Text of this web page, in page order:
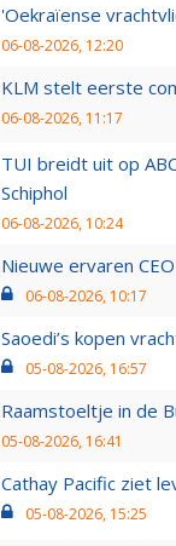
'Oekraïense
06-08-2026, 12:20
KLM stelt eerste
06-08-2026, 11:17
TUI breidt uit op
Schiphol
06-08-2026, 10:24
Nieuwe ervaren
06-08-2026, 10:17
Saoedi’s kopen
05-08-2026, 16:57
Raamstoeltje in de
05-08-2026, 16:41
Cathay Pacific ziet
05-08-2026, 15:25